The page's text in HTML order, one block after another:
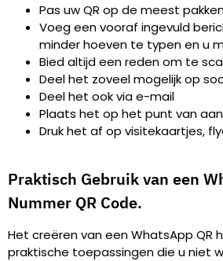
Pas uw QR op de meest
Voeg een vooraf ingevuld
minder hoeven te typen en u
Bied altijd een reden om te
Deel het zoveel mogelijk op
Deel het ook via e-mail
Plaats het op het punt van
Druk het af op visitekaartjes,
Praktisch Gebruik van een
Nummer QR Code.
Het creëren van een WhatsApp QR
praktische toepassingen die u niet